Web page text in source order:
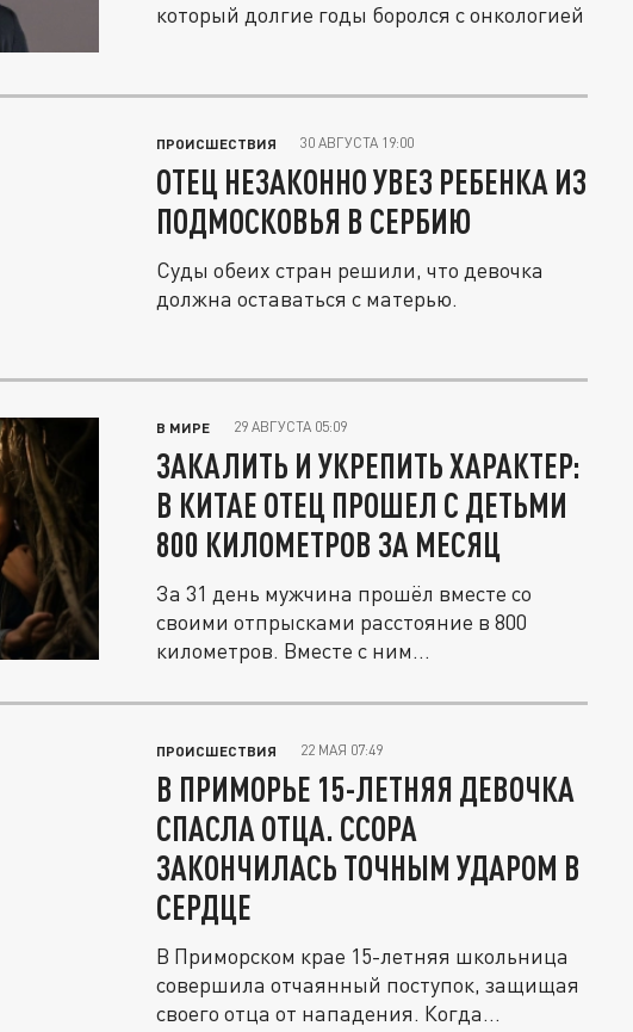
который долгие годы боролся с онкологией
ПРОИСШЕСТВИЯ 30 АВГУСТА 19:00
ОТЕЦ НЕЗАКОННО УВЕЗ РЕБЕНКА ИЗ
ПОДМОСКОВЬЯ В СЕРБИЮ
Суды обеих стран решили, что девочка
должна оставаться с матерью.
В МИРЕ 29 АВГУСТА 05:09
ЗАКАЛИТЬ И УКРЕПИТЬ ХАРАКТЕР:
В КИТАЕ ОТЕЦ ПРОШЕЛ С ДЕТЬМИ
800 КИЛОМЕТРОВ ЗА МЕСЯЦ
За 31 день мужчина прошёл вместе со
своими отпрысками расстояние в 800
километров. Вместе с ним
ПРОИСШЕСТВИЯ 22 МАЯ 07:49
В ПРИМОРЬЕ 15-ЛЕТНЯЯ ДЕВОЧКА
СПАСЛА ОТЦА. ССОРА
ЗАКОНЧИЛАСЬ ТОЧНЫМ УДАРОМ В
СЕРДЦЕ
В Приморском крае 15-летняя школьница
совершила отчаянный поступок, защищая
своего отца от нападения. Когда...